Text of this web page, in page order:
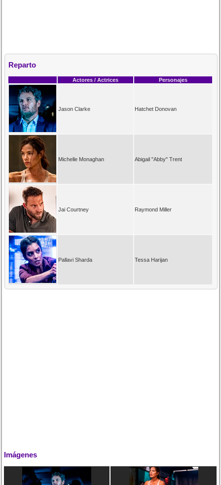
Reparto
Actores / Actrices Personajes
Jason Clarke Hatchet Donovan
Michelle Monaghan Abigail "Abby" Trent
Jai Courtney Raymond Miller
Pallavi Sharda Tessa Harijan
Imágenes